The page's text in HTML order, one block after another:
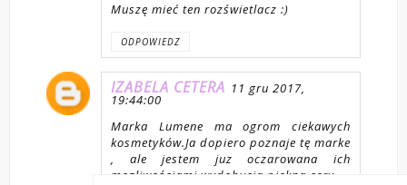
Muszę mieć ten rozświetlacz :)
ODPOWIEDZ
IZABELA CETERA 11 gru 2017,
19:44:00
Marka Lumene ma ogrom ciekawych
kosmetyków.Ja dopiero poznaje tę marke
, ale jestem juz oczarowana ich
mozliwościami wydobycia piekna cery...